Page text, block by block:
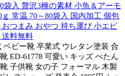
袋入 贅沢3種の素材 小魚＆アーモ
常温 70～80袋入 国内加工 個包
つまみ おやつ 持ち運び 小エビ
送料無料
ベビー靴 卒業式 ウレタン塗装 合
ED-61778 可愛い キッズ ぺたん
子供靴 女の子 フォーマル 木製